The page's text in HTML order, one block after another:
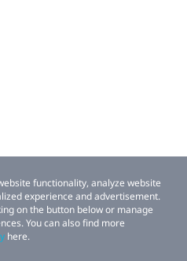
functionality, analyze website
experience and advertisement.
on the button below or manage
You can also find more
here.